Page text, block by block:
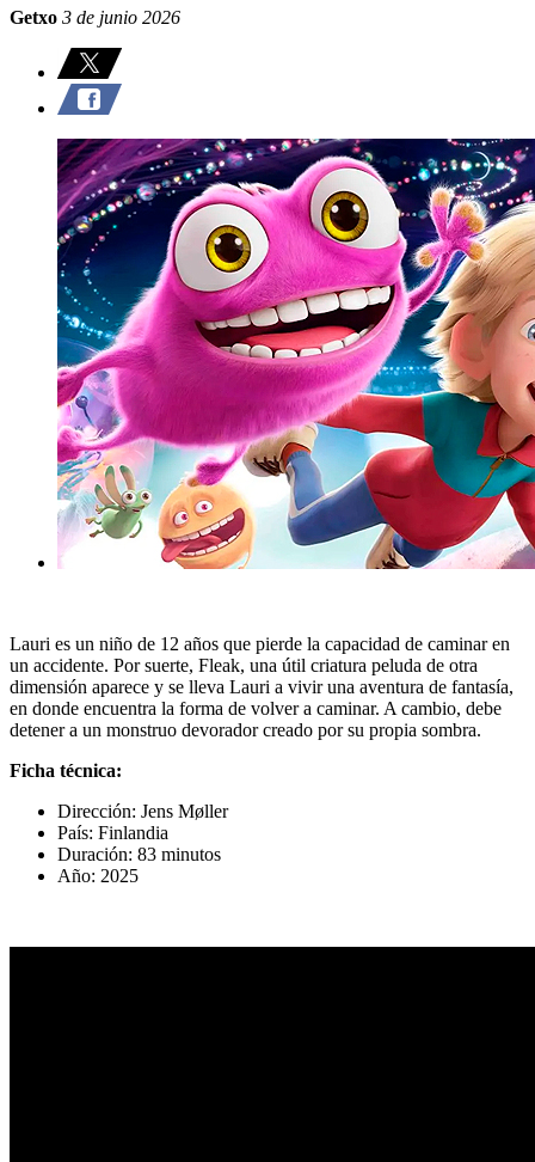
Getxo 3 de junio 2026
Lauri es un niño de 12 años que pierde la capacidad de caminar en
un accidente. Por suerte, Fleak, una útil criatura peluda de otra
dimensión aparece y se lleva Lauri a vivir una aventura de fantasía,
en donde encuentra la forma de volver a caminar. A cambio, debe
detener a un monstruo devorador creado por su propia sombra.
Ficha técnica:
Dirección: Jens Møller
País: Finlandia
Duración: 83 minutos
Año: 2025